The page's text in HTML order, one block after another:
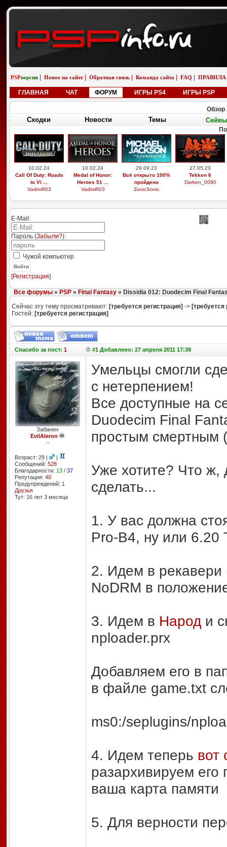
PSPверсия Новое на сайте Обратная связь Команда сайта FAQ ПРАВИЛА
ГЛАВНАЯ ЧАТ ФОРУМ ИГРЫ PS4 ИГРЫ PSP
Обзор
Сходки Новости Темы Сейвы
10.02.24
Call Of Duty: Roads
to Vi ...
VadimR03
10.02.24
Medal of Honor:
Heroes 51 ...
VadimR03
29.09.23
Всё открыто 100%
пройдено
ZonicSonic
27.05.23
Tekken 6
Darken_0090
E-Mail:
Пароль (Забыли?):
Чужой компьютер
Войти
[Регистрация]
Все форумы» PSP» Final Fantasy» Dissidia 012: Duodecim Final
Сейчас эту тему просматривают: [требуется регистрация] -> [требуется
Гостей: [требуется регистрация]
Спасибоза пост: 1 #1 Добавлено: 27 апреля 2011 17:39
Забанен
EvilAleron
--
Возраст: 29 |
|
Сообщений: 528
Благодарности: 13/ 37
Репутация: 40
Предупреждений: 1
Друзья
Тут: 16 лет 3 месяцa
Умельцы смогли
с нетерпением!
Все доступные на
Duodecim Final
простым смертным
Уже хотите? Что ж,
сделать...
1. У вас должна
Pro-B4, ну или 6.20
2. Идем в
NoDRM в
3. Идем в Народи
nploader.prx
Добавляем его в
в файле game.txt
ms0:/seplugins/
4. Идем теперь вот
разархивируем его
ваша карта памяти
5. Для верности